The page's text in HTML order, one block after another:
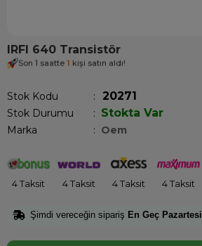
IRFI 640 Transistör
Son 1 saatte 1 kişi satın aldı!
Stok Kodu 20271
Stok Durumu : Stokta Var
Marka : Oem
4 Taksit 4 Taksit 4 Taksit 4 Taksit
Şimdi vereceğin sipariş En Geç Pazartesi